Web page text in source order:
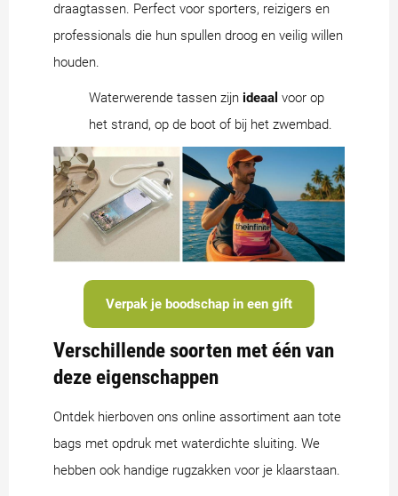
draagtassen. Perfect voor sporters, reizigers en
professionals die hun spullen droog en veilig willen
houden.
Waterwerende tassen zijn ideaal voor op
het strand, op de boot of bij het zwembad.
Verpak je boodschap in een gift
Verschillende soorten met één van
deze eigenschappen
Ontdek hierboven ons online assortiment aan tote
bags met opdruk met waterdichte sluiting. We
hebben ook handige rugzakken voor je klaarstaan.